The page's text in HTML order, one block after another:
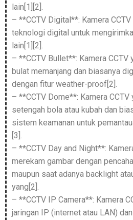
lain[1][2].
– **CCTV Digital**: Kamera
teknologi digital untuk
lain[1][2].
– **CCTV Bullet**: Kamera
bulat memanjang dan biasanya
dengan fitur weather-proof[2].
– **CCTV Dome**: Kamera
setengah bola atau kubah dan
sistem keamanan untuk
[3].
– **CCTV Day and Night**:
merekam gambar dengan
maupun saat adanya backlight
yang[2].
– **CCTV IP Camera**: Kamera
jaringan IP (internet atau LAN)